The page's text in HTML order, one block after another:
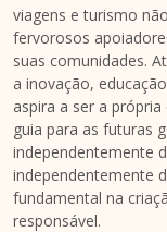
viagens e turismo
fervorosos
suas comunidades.
a inovação,
aspira a ser a
guia para as futuras
independentemente
independentemente
fundamental na
responsável.